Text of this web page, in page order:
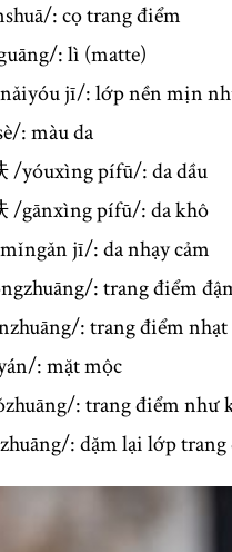
: cọ trang điểm
: lì (matte)
jī/: lớp nền mịn
: màu da
/yóuxìng pífū/: da dầu
/gānxìng pífū/: da khô
jī/: da nhạy cảm
: trang điểm
: trang điểm nhạt
: mặt mộc
: trang điểm như
: dặm lại lớp trang